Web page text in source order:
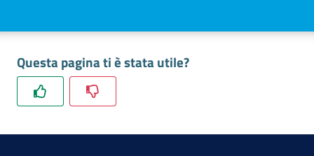
Questa pagina ti è stata utile?